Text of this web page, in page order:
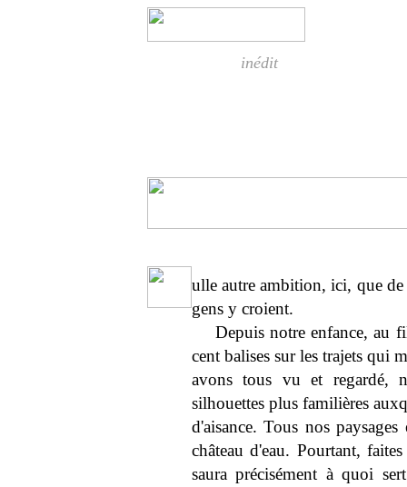
inédit
ulle autre ambition, ici, que de
gens y croient.
Depuis notre enfance, au
cent balises sur les trajets qui
avons tous vu et regardé,
silhouettes plus familières
d'aisance. Tous nos
château d'eau. Pourtant,
saura précisément à quoi